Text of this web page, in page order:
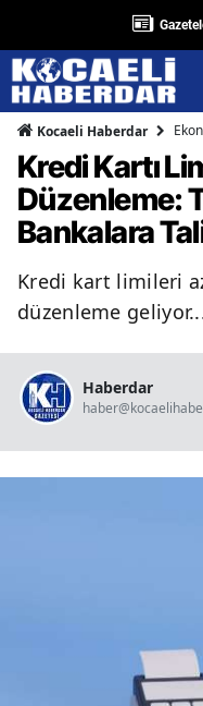
Kocaeli Haberdar
Kredi Kartı
Düzenleme:
Bankalara
Kredi kart limileri
düzenleme
Haberdar